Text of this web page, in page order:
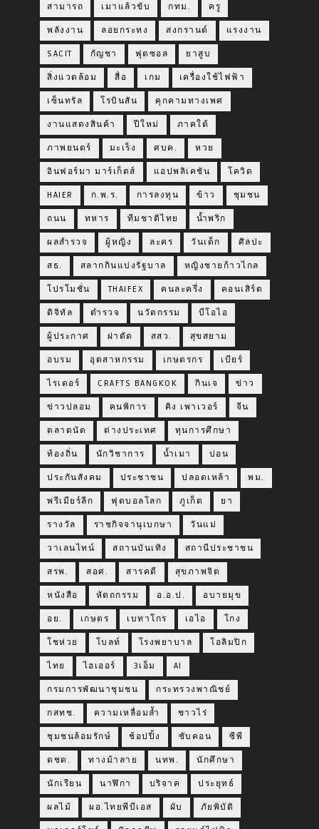
สามารถ เมาแล้วขับ กทม. ครู
พลังงาน ลอยกระทง สงกรานต์ แรงงาน
SACIT กัญชา ฟุตซอล ยาสูบ
สิ่งแวดล้อม สื่อ เกม เครื่องใช้ไฟฟ้า
เซ็นทรัล โรบินสัน คุกคามทางเพศ
งานแสดงสินค้า ปีใหม่ ภาคใต้
ภาพยนตร์ มะเร็ง ศบค. หวย
อินฟอร์มา มาร์เก็ตส์ แอปพลิเคชัน โควิด
HAIER ก.พ.ร. การลงทุน ข้าว ชุมชน
ถนน ทหาร ทีมชาติไทย น้ำพริก
ผลสำรวจ ผู้หญิง ละคร วันเด็ก ศิลปะ
สธ. สลากกินแบ่งรัฐบาล หญิงชายก้าวไกล
โปรโมชั่น THAIFEX คนละครึ่ง คอนเสิร์ต
ดิจิทัล ตำรวจ นวัตกรรม บีโอไอ
ผู้ประกาศ ผ่าตัด สสว. สุขสยาม
อบรม อุตสาหกรรม เกษตรกร เบียร์
ไรเดอร์ CRAFTS BANGKOK กินเจ ข่าว
ข่าวปลอม คนพิการ คิง เพาเวอร์ จีน
ตลาดนัด ต่างประเทศ ทุนการศึกษา
ท้องถิ่น นักวิชาการ น้ำเมา บ่อน
ประกันสังคม ประชาชน ปลอดเหล้า พม.
พรีเมียร์ลีก ฟุตบอลโลก ภูเก็ต ยา
รางวัล ราชกิจจานุเบกษา วันแม่
วาเลนไทน์ สถานบันเทิง สถานีประชาชน
สรพ. สอศ. สารคดี สุขภาพจิต
หนังสือ หัตถกรรม อ.อ.ป. อบายมุข
อย. เกษตร เบทาโกร เอไอ โกง
โชห่วย โบลท์ โรงพยาบาล โอลิมปิก
ไทย ไฮเออร์ 3เอ็ม AI
กรมการพัฒนาชุมชน กระทรวงพาณิชย์
กสทช. ความเหลื่อมล้ำ ชาวไร่
ชุมชนล้อมรักษ์ ช้อปปิ้ง ซับคอน ซีพี
ตชด. ทางม้าลาย นทพ. นักศึกษา
นักเรียน นาฬิกา บริจาค ประยุทธ์
ผลไม้ ผอ.ไทยพีบีเอส ผับ ภัยพิบัติ